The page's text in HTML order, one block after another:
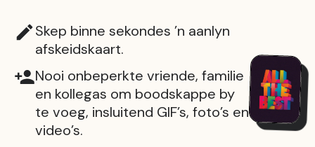
Skep binne sekondes ’n aanlyn
afskeidskaart.
Nooi onbeperkte vriende, familie
en kollegas om boodskappe by
te voeg, insluitend GIF’s, foto’s en
video’s.